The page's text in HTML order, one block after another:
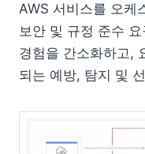
AWS 서비스를 오케
보안 및 규정 준수
경험을 간소화하고,
되는 예방, 탐지 및